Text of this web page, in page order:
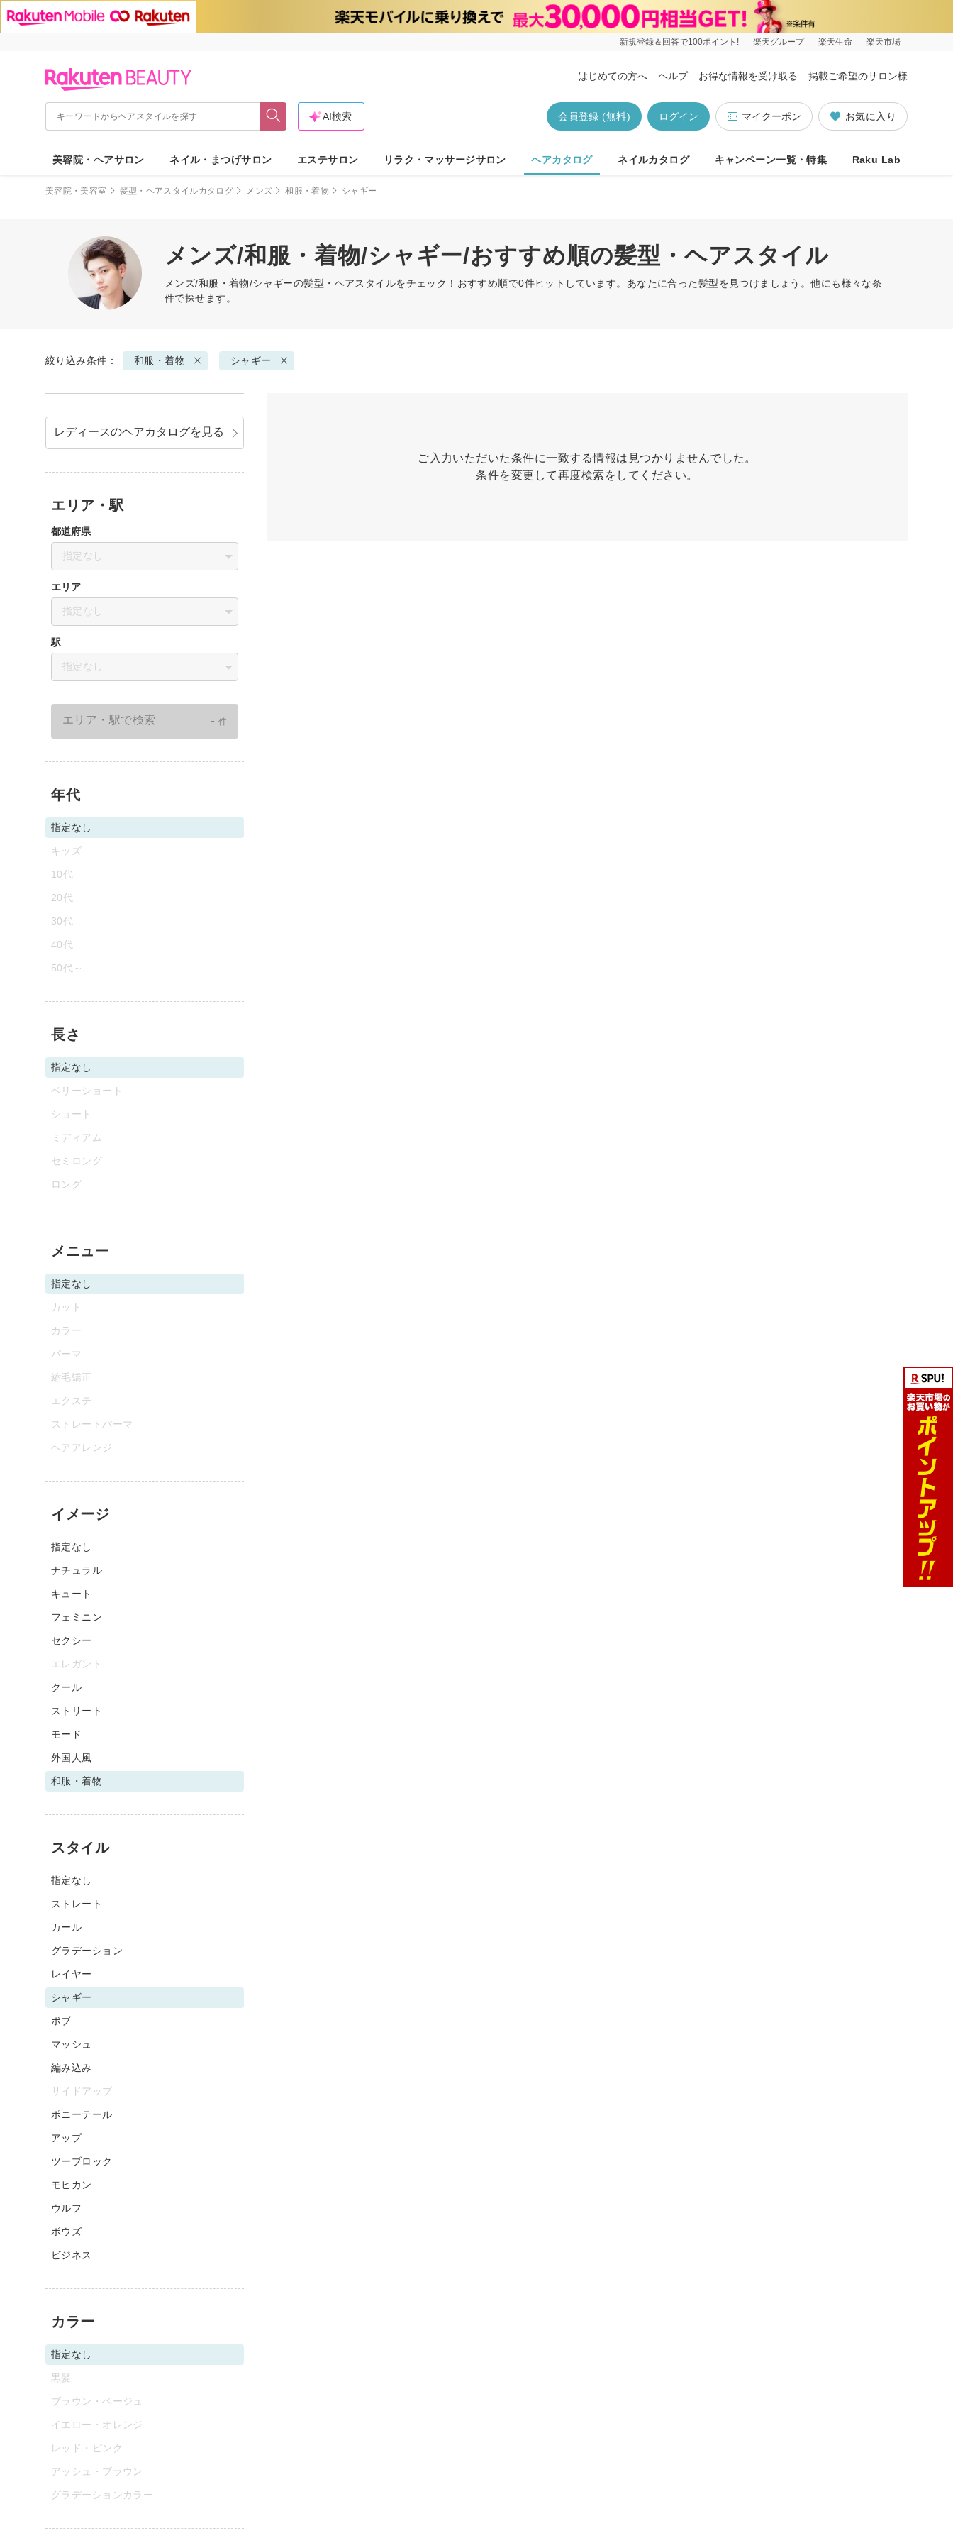
新規登録＆回答で100ポイント! 楽天グループ 楽天生命 楽天市場
はじめての方へ ヘルプ お得な情報を受け取る 掲載ご希望のサロン様
お気に入り
マイクーポン
ログイン
会員登録 (無料)
AI検索
美容院・ヘアサロン ネイル・まつげサロン エステサロン リラク・マッサージサロン ヘアカタログ ネイルカタログ キャンペーン一覧・特集 Raku Lab
美容院・美容室 髪型・ヘアスタイルカタログ メンズ 和服・着物 シャギー
メンズ/和服・着物/シャギー/おすすめ順の髪型・ヘアスタイル
メンズ/和服・着物/シャギーの髪型・ヘアスタイルをチェック！おすすめ順で0件ヒットしています。あなたに合った髪型を見つけましょう。他にも様々な条
件で探せます。
絞り込み条件： 和服・着物 シャギー
ご入力いただいた条件に一致する情報は見つかりませんでした。
条件を変更して再度検索をしてください。
レディースのヘアカタログを見る
エリア・駅
都道府県
指定なし
エリア
指定なし
駅
指定なし
エリア・駅で検索 - 件
年代
指定なし
キッズ
10代
20代
30代
40代
50代～
長さ
指定なし
ベリーショート
ショート
ミディアム
セミロング
ロング
メニュー
指定なし
カット
カラー
パーマ
縮毛矯正
エクステ
ストレートパーマ
ヘアアレンジ
イメージ
指定なし
ナチュラル
キュート
フェミニン
セクシー
エレガント
クール
ストリート
モード
外国人風
和服・着物
スタイル
指定なし
ストレート
カール
グラデーション
レイヤー
シャギー
ボブ
マッシュ
編み込み
サイドアップ
ポニーテール
アップ
ツーブロック
モヒカン
ウルフ
ボウズ
ビジネス
カラー
指定なし
黒髪
ブラウン・ベージュ
イエロー・オレンジ
レッド・ピンク
アッシュ・ブラウン
グラデーションカラー